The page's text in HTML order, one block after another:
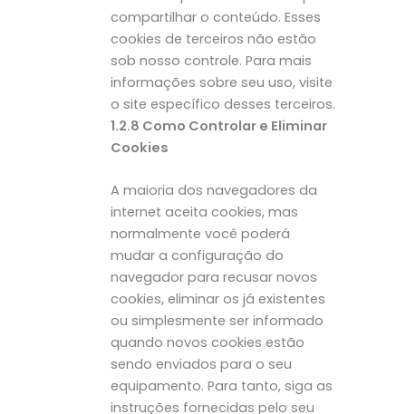
compartilhar o conteúdo. Esses
cookies de terceiros não estão
sob nosso controle. Para mais
informações sobre seu uso, visite
o site específico desses terceiros.
1.2.8 Como Controlar e Eliminar
Cookies
A maioria dos navegadores da
internet aceita cookies, mas
normalmente você poderá
mudar a configuração do
navegador para recusar novos
cookies, eliminar os já existentes
ou simplesmente ser informado
quando novos cookies estão
sendo enviados para o seu
equipamento. Para tanto, siga as
instruções fornecidas pelo seu